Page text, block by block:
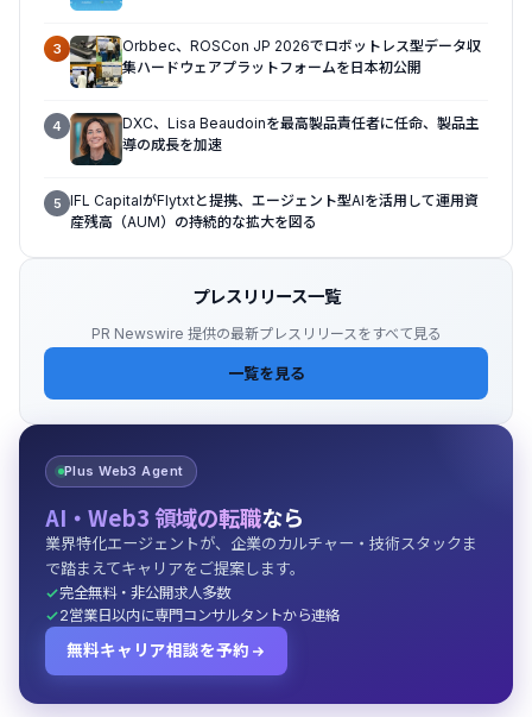
3
Orbbec、ROSCon JP 2026でロボットレス型データ収
集ハードウェアプラットフォームを日本初公開
4
DXC、Lisa Beaudoinを最高製品責任者に任命、製品主
導の成長を加速
5 IFL CapitalがFlytxtと提携、エージェント型AIを活用して運用資
産残高（AUM）の持続的な拡大を図る
プレスリリース一覧
PR Newswire 提供の最新プレスリリースをすべて見る
一覧を見る
Plus Web3 Agent
AI・Web3 領域の転職なら
業界特化エージェントが、企業のカルチャー・技術スタックま
で踏まえてキャリアをご提案します。
完全無料・非公開求人多数
2営業日以内に専門コンサルタントから連絡
無料キャリア相談を予約